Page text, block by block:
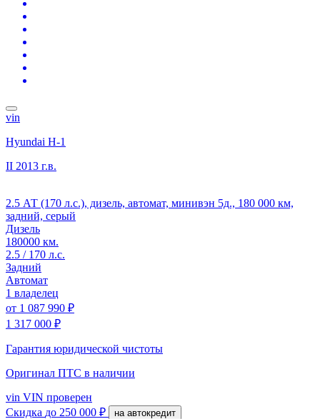
vin
Hyundai H-1
II 2013 г.в.
2.5 АТ (170 л.с.), дизель, автомат, минивэн 5д., 180 000 км,
задний, серый
Дизель
180000 км.
2.5 / 170 л.с.
Задний
Автомат
1 владелец
от 1 087 990 ₽
1 317 000 ₽
Гарантия юридической чистоты
Оригинал ПТС в наличии
vin VIN проверен
Скидка до 250 000 ₽ на автокредит